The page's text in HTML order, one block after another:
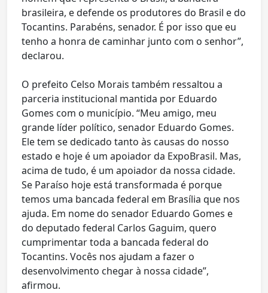
brasileira, e defende os produtores do Brasil e do
Tocantins. Parabéns, senador. É por isso que eu
tenho a honra de caminhar junto com o senhor”,
declarou.
O prefeito Celso Morais também ressaltou a
parceria institucional mantida por Eduardo
Gomes com o município. “Meu amigo, meu
grande líder político, senador Eduardo Gomes.
Ele tem se dedicado tanto às causas do nosso
estado e hoje é um apoiador da ExpoBrasil. Mas,
acima de tudo, é um apoiador da nossa cidade.
Se Paraíso hoje está transformada é porque
temos uma bancada federal em Brasília que nos
ajuda. Em nome do senador Eduardo Gomes e
do deputado federal Carlos Gaguim, quero
cumprimentar toda a bancada federal do
Tocantins. Vocês nos ajudam a fazer o
desenvolvimento chegar à nossa cidade”,
afirmou.